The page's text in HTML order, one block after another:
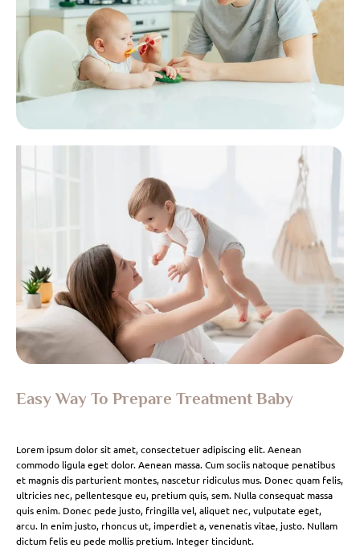
Easy Way To Prepare Treatment Baby
Lorem ipsum dolor sit amet, consectetuer adipiscing elit. Aenean
commodo ligula eget dolor. Aenean massa. Cum sociis natoque penatibus
et magnis dis parturient montes, nascetur ridiculus mus. Donec quam felis,
ultricies nec, pellentesque eu, pretium quis, sem. Nulla consequat massa
quis enim. Donec pede justo, fringilla vel, aliquet nec, vulputate eget,
arcu. In enim justo, rhoncus ut, imperdiet a, venenatis vitae, justo. Nullam
dictum felis eu pede mollis pretium. Integer tincidunt.